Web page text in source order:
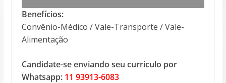
Benefícios:
Convênio-Médico / Vale-Transporte / Vale-
Alimentação
Candidate-se enviando seu currículo por
Whatsapp: 11 93913-6083